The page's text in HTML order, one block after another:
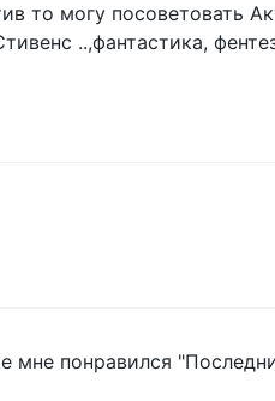
то могу посоветовать
..,фантастика,
мне понравился